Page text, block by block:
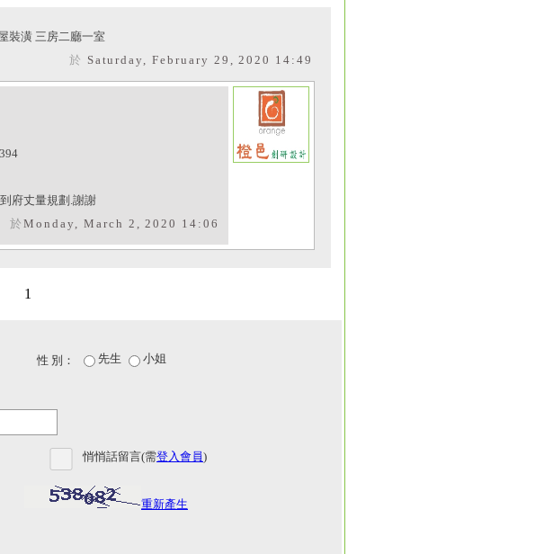
裝潢 三房二廳一室
於 Saturday, February 29, 2020 14:49
府丈量規劃.謝謝
於Monday, March 2, 2020 14:06
1
性 別： 先生 小姐
悄悄話留言(需登入會員)
重新產生